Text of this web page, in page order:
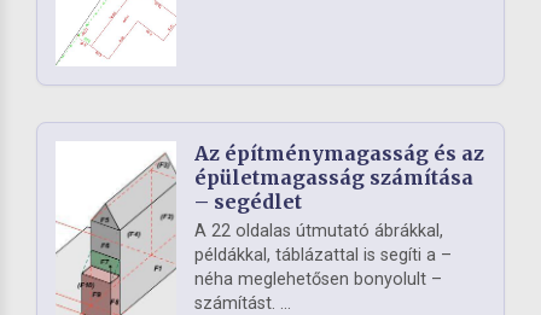
Az építménymagasság és az
épületmagasság számítása
– segédlet
A 22 oldalas útmutató ábrákkal,
példákkal, táblázattal is segíti a –
néha meglehetősen bonyolult –
számítást. ...